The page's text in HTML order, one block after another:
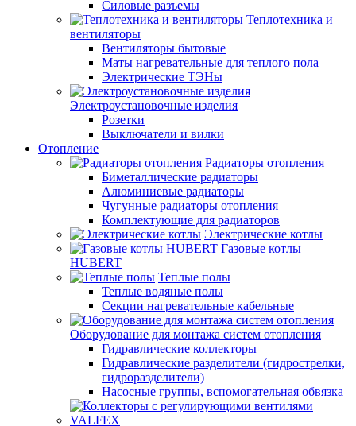
Силовые разъемы
Теплотехника и
вентиляторы
Вентиляторы бытовые
Маты нагревательные для теплого пола
Электрические ТЭНы
Электроустановочные изделия
Розетки
Выключатели и вилки
Отопление
Радиаторы отопления
Биметаллические радиаторы
Алюминиевые радиаторы
Чугунные радиаторы отопления
Комплектующие для радиаторов
Электрические котлы
Газовые котлы
HUBERT
Теплые полы
Теплые водяные полы
Секции нагревательные кабельные
Оборудование для монтажа систем отопления
Гидравлические коллекторы
Гидравлические разделители (гидрострелки,
гидроразделители)
Насосные группы, вспомогательная обвязка